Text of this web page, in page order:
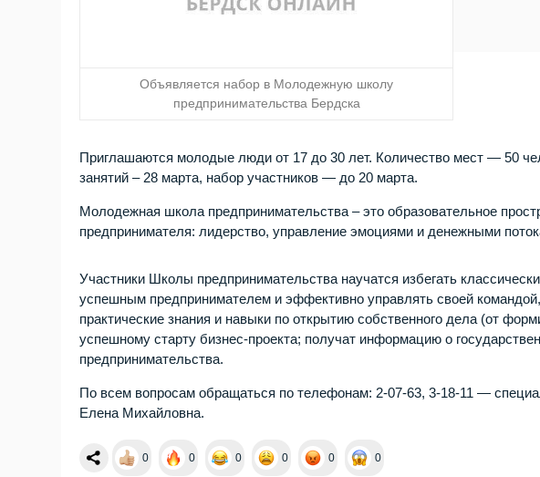
Объявляется набор в Молодежную школу
предпринимательства Бердска
Приглашаются молодые люди от 17 до 30 лет. Количество мест — 50
занятий – 28 марта, набор участников — до 20 марта.
Молодежная школа предпринимательства – это образовательное
предпринимателя: лидерство, управление эмоциями и денежными
Участники Школы предпринимательства научатся избегать
успешным предпринимателем и эффективно управлять своей
практические знания и навыки по открытию собственного дела (от
успешному старту бизнес-проекта; получат информацию о
предпринимательства.
По всем вопросам обращаться по телефонам: 2-07-63, 3-18-11 —
Елена Михайловна.
0 0 0 0 0 0